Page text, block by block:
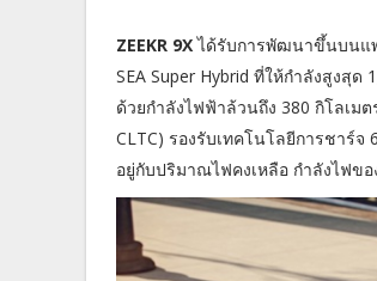
ZEEKR 9Xได้รับการพัฒนาขึ้นบนแ
SEA Super Hybrid ที่ให้กำลังสูงสุ
ด้วยกำลังไฟฟ้าล้วนถึง 380 กิโลเม
CLTC) รองรับเทคโนโลยีการชาร์จ
อยู่กับปริมาณไฟคงเหลือ กำลังไฟข